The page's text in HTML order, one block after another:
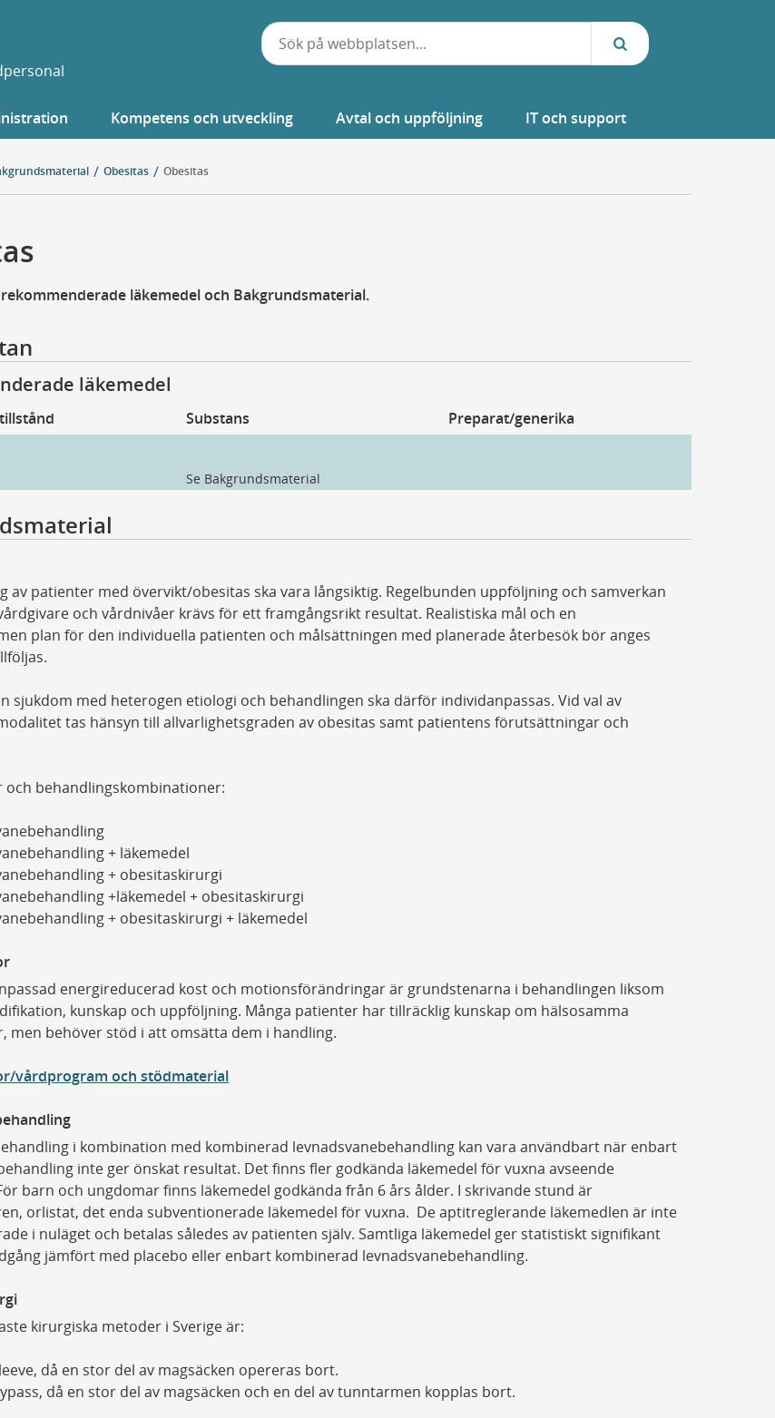
Kompetens och utveckling Avtal och uppföljning IT och support
Obesitas Obesitas
läkemedel och Bakgrundsmaterial.
läkemedel
Substans Preparat/generika
Se Bakgrundsmaterial
av patienter med övervikt/obesitas ska vara långsiktig. Regelbunden uppföljning och samverkan
och vårdnivåer krävs för ett framgångsrikt resultat. Realistiska mål och en
plan för den individuella patienten och målsättningen med planerade återbesök bör anges
sjukdom med heterogen etiologi och behandlingen ska därför individanpassas. Vid val av
tas hänsyn till allvarlighetsgraden av obesitas samt patientens förutsättningar och
och behandlingskombinationer:
+ läkemedel
+ obesitaskirurgi
+läkemedel + obesitaskirurgi
+ obesitaskirurgi + läkemedel
energireducerad kost och motionsförändringar är grundstenarna i behandlingen liksom
kunskap och uppföljning. Många patienter har tillräcklig kunskap om hälsosamma
men behöver stöd i att omsätta dem i handling.
vårdprogram och stödmaterial
i kombination med kombinerad levnadsvanebehandling kan vara användbart när enbart
inte ger önskat resultat. Det finns fler godkända läkemedel för vuxna avseende
barn och ungdomar finns läkemedel godkända från 6 års ålder. I skrivande stund är
orlistat, det enda subventionerade läkemedel för vuxna. De aptitreglerande läkemedlen är inte
i nuläget och betalas således av patienten själv. Samtliga läkemedel ger statistiskt signifikant
jämfört med placebo eller enbart kombinerad levnadsvanebehandling.
kirurgiska metoder i Sverige är:
då en stor del av magsäcken opereras bort.
då en stor del av magsäcken och en del av tunntarmen kopplas bort.